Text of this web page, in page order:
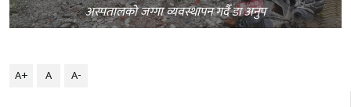
अस्पतालको जग्गा व्यवस्थापन गर्दै डा अनुप
A+ A A-